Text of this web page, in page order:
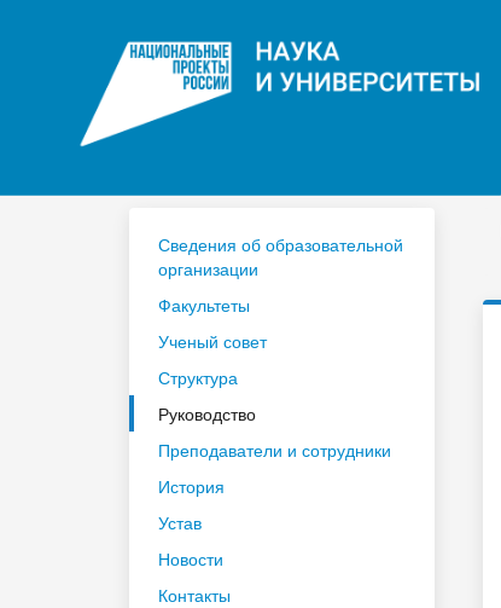
Расписание
Год педагога и наставника 2023
Сведения об образовательной
организации
Факультеты
Ученый совет
Структура
Руководство
Преподаватели и сотрудники
История
Устав
Новости
Контакты